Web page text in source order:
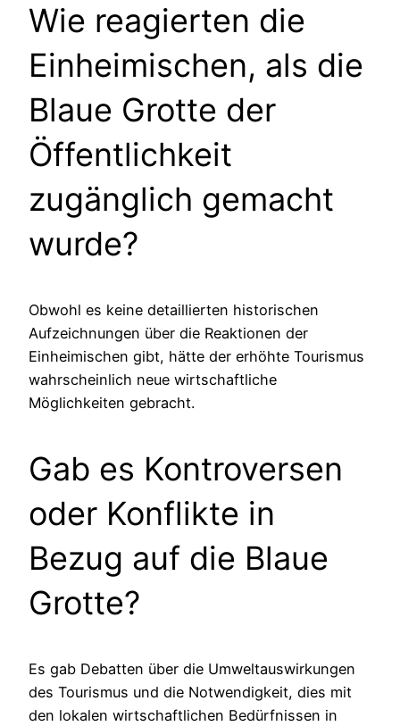
Wie reagierten die
Einheimischen, als die
Blaue Grotte der
Öffentlichkeit
zugänglich gemacht
wurde?
Obwohl es keine detaillierten historischen
Aufzeichnungen über die Reaktionen der
Einheimischen gibt, hätte der erhöhte Tourismus
wahrscheinlich neue wirtschaftliche
Möglichkeiten gebracht.
Gab es Kontroversen
oder Konflikte in
Bezug auf die Blaue
Grotte?
Es gab Debatten über die Umweltauswirkungen
des Tourismus und die Notwendigkeit, dies mit
den lokalen wirtschaftlichen Bedürfnissen in